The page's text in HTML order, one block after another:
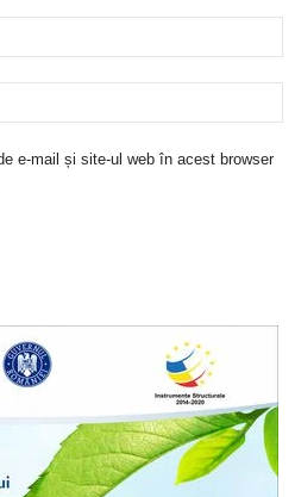
e-mail și site-ul web în acest browser